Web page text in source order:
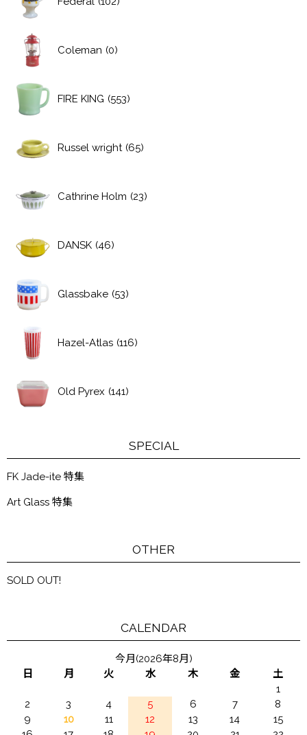
Coleman (0)
FIRE KING (553)
Russel wright (65)
Cathrine Holm (23)
DANSK (46)
Glassbake (53)
Hazel-Atlas (116)
Old Pyrex (141)
SPECIAL
FK Jade-ite 特集
Art Glass 特集
OTHER
SOLD OUT!
CALENDAR
今月(2026年8月)
日
月 火 水 木 金
土
1
2
3 4 5 6 7
8
9
10 11 12 13 14
15